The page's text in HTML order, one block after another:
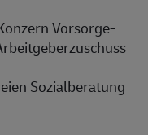
Vorsorge-
Sozialberatung